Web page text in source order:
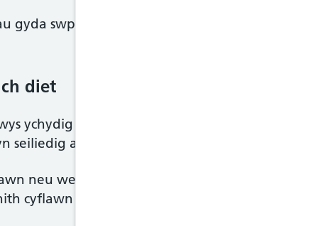
gyda swper a ffrwythau ffres gydag iogwrt
diet
ychydig dros draean o bopeth rydych chi'n ei
seiliedig ar y bwydydd hyn.
neu wenith cyflawn o fwydydd â starts, fel
cyflawn neu ffibr uwch gwyn.